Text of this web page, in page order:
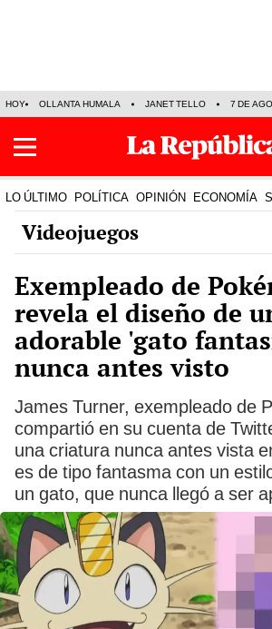
HOY OLLANTA HUMALA JANET TELLO 7 DE
LO ÚLTIMO POLÍTICA OPINIÓN ECONOMÍA
Videojuegos
Exempleado de
revela el diseño de
adorable 'gato
nunca antes visto
James Turner, exempleado de
compartió en su cuenta de
una criatura nunca antes vista
es de tipo fantasma con un
un gato, que nunca llegó a ser